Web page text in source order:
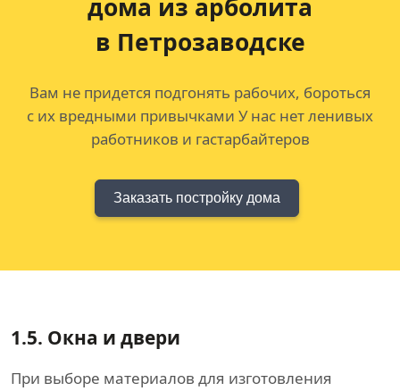
дома из арболита
в Петрозаводске
Вам не придется подгонять рабочих, бороться
с их вредными привычками У нас нет ленивых
работников и гастарбайтеров
Заказать постройку дома
1.5. Окна и двери
При выборе материалов для изготовления